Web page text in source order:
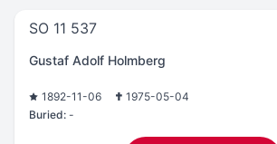
SO 11 537
Gustaf Adolf Holmberg
1892-11-06
1975-05-04
Buried: -